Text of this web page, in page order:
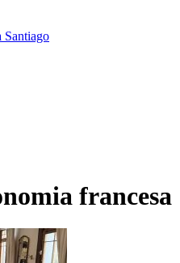
Santiago
francesa